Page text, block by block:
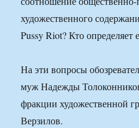
художественного
Pussy Riot? Кто определяет
На эти вопросы
муж Надежды
фракции художественной
Верзилов.